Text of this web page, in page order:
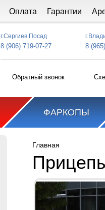
Оплата Гарантии
г.Сергиев Посад
8 (906) 719-07-27 8
Обратный звонок
ФАРКОПЫ
Главная